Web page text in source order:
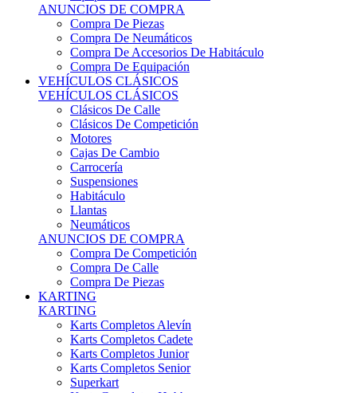
Compra De Piezas
Compra De Neumáticos
Compra De Accesorios De Habitáculo
Compra De Equipación
VEHÍCULOS CLÁSICOS
VEHÍCULOS CLÁSICOS
Clásicos De Calle
Clásicos De Competición
Motores
Cajas De Cambio
Carrocería
Suspensiones
Habitáculo
Llantas
Neumáticos
ANUNCIOS DE COMPRA
Compra De Competición
Compra De Calle
Compra De Piezas
KARTING
KARTING
Karts Completos Alevín
Karts Completos Cadete
Karts Completos Junior
Karts Completos Senior
Superkart
Karts Completos Hobbye